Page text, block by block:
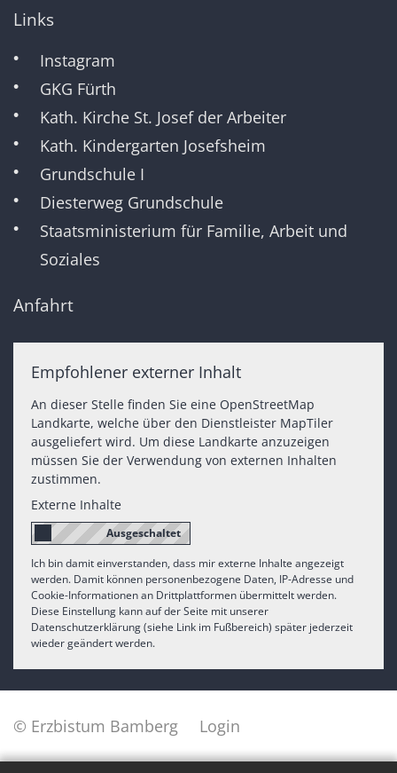
Links
Instagram
GKG Fürth
Kath. Kirche St. Josef der Arbeiter
Kath. Kindergarten Josefsheim
Grundschule I
Diesterweg Grundschule
Staatsministerium für Familie, Arbeit und
Soziales
Anfahrt
Empfohlener externer Inhalt
An dieser Stelle finden Sie eine OpenStreetMap
Landkarte, welche über den Dienstleister MapTiler
ausgeliefert wird. Um diese Landkarte anzuzeigen
müssen Sie der Verwendung von externen Inhalten
zustimmen.
Externe Inhalte
Ich bin damit einverstanden, dass mir externe Inhalte angezeigt
werden. Damit können personenbezogene Daten, IP-Adresse und
Cookie-Informationen an Drittplattformen übermittelt werden.
Diese Einstellung kann auf der Seite mit unserer
Datenschutzerklärung (siehe Link im Fußbereich) später jederzeit
wieder geändert werden.
© Erzbistum Bamberg Login